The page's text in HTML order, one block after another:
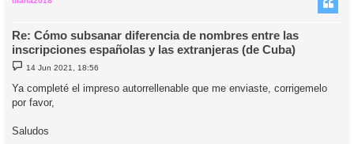
Re: Cómo subsanar diferencia de nombres entre las
inscripciones españolas y las extranjeras (de Cuba)
M
s
a
14 Jun 2021, 18:56
Ya completé el impreso autorrellenable que me enviaste, corrigemelo
por favor,
Saludos